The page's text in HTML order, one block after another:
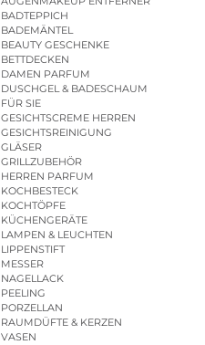
BADTEPPICH
BADEMÄNTEL
BEAUTY GESCHENKE
BETTDECKEN
DAMEN PARFUM
DUSCHGEL & BADESCHAUM
FÜR SIE
GESICHTSCREME HERREN
GESICHTSREINIGUNG
GLÄSER
GRILLZUBEHÖR
HERREN PARFUM
KOCHBESTECK
KOCHTÖPFE
KÜCHENGERÄTE
LAMPEN & LEUCHTEN
LIPPENSTIFT
MESSER
NAGELLACK
PEELING
PORZELLAN
RAUMDÜFTE & KERZEN
VASEN